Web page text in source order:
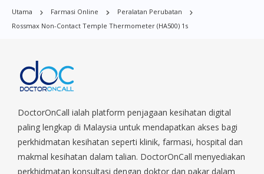
Clementi, Chinatown, Commonwealt, City Hall, Clarke Quay,
Changi Airport, Changi Village, Clementi Park, Dairy Farm,
Kallang/ Whampoa, Lim Chu Kang, Marine Parade, Marina,
Macpherson, Mandai, Newton, Novena, Orchard, Pasir Ris,
Rochor, River Valley, Sembawang, Sengkang, Serangoon,
Serangoon Rd, Seletar, Tampines, Toa Payoh, Tanjong Pagar,
Telok Blangah, Tanglin, Thomson, Tuas, Tengah, Upper East
Coast, Upper Bukit Timah, Upper Thomson, Woodlands, West
Coast, Yishun, Yio Chu Kang.
Utama Farmasi Online
Peralatan Perubatan
Rossmax Non-Contact Temple Thermometer (HA500) 1s
DoctorOnCall ialah platform penjagaan kesihatan digital
paling lengkap di Malaysia untuk mendapatkan akses bagi
perkhidmatan kesihatan seperti klinik, farmasi, hospital dan
makmal kesihatan dalam talian. DoctorOnCall menyediakan
perkhidmatan konsultasi dengan doktor dan pakar dalam